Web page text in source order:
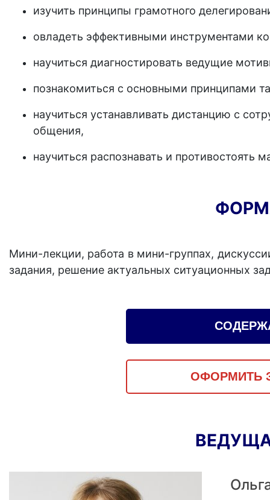
изучить принципы грамотного
овладеть эффективными инструментами
научиться диагностировать ведущие
познакомиться с основными принципами
научиться устанавливать дистанцию с
общения,
научиться распознавать и противостоять
Мини-лекции, работа в мини-группах,
задания, решение актуальных ситуационных
ОФОРМИТЬ